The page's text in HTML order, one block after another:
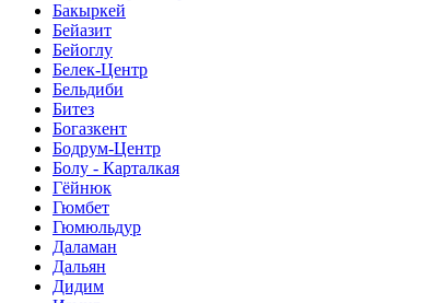
Бакыркей
Бейазит
Бейоглу
Белек-Центр
Бельдиби
Битез
Богазкент
Бодрум-Центр
Болу - Карталкая
Гёйнюк
Гюмбет
Гюмюльдур
Даламан
Дальян
Дидим